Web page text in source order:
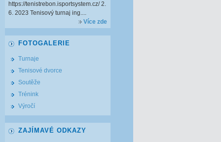
https://tenistrebon.isportsystem.cz/ 2.
6. 2023 Tenisový turnaj ing....
Více zde
FOTOGALERIE
Turnaje
Tenisové dvorce
Soutěže
Trénink
Výročí
ZAJÍMAVÉ ODKAZY